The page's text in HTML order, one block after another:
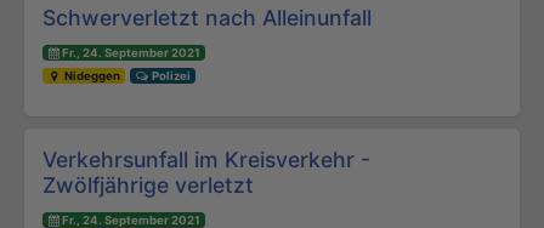
Schwerverletzt nach Alleinunfall
Fr., 24. September 2021
Nideggen
Polizei
Verkehrsunfall im Kreisverkehr -
Zwölfjährige verletzt
Fr., 24. September 2021